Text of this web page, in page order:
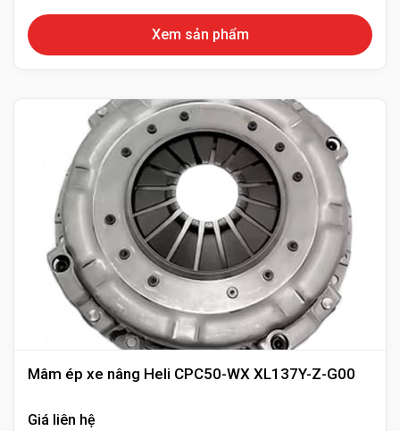
không đều nhau do đó không thể thực hiện lực ép lên bộ
bề mặt đĩa ly hợp.
Việc này làm đĩa côn hoạt động không chính xác và mất
ăn khớp với bánh răng.
Khi phát hiện các hiện tượng trên, khách hàng cần tiến
hành kiểm tra xác định lỗi hư hỏng để sửa chữa hoặc
thay mới để xe hoạt động tốt hơn.
Xem sản phẩm
Mâm ép xe nâng Heli CPC50-WX XL137Y-Z-G00
Giá liên hệ